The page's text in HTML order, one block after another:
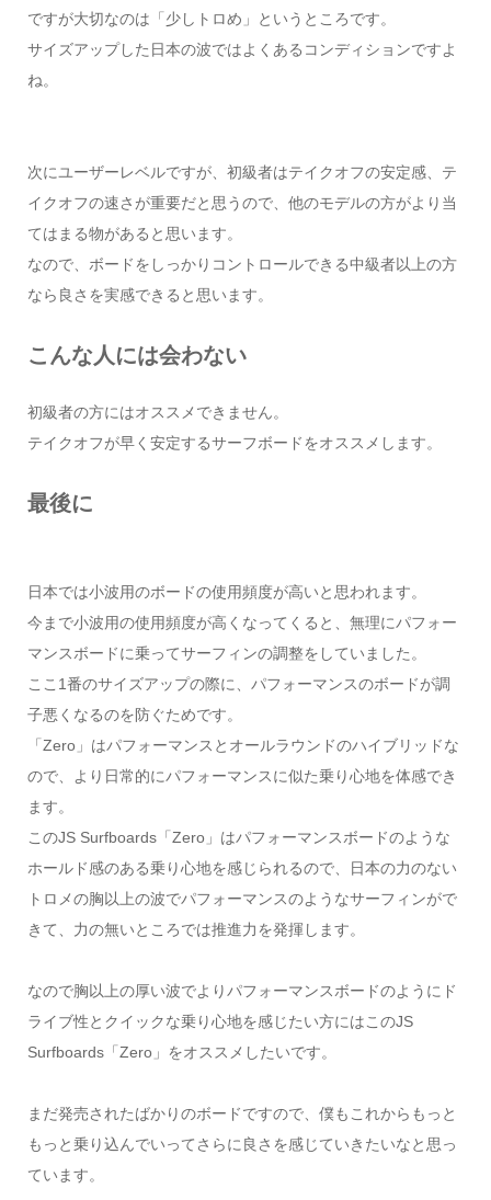
ですが大切なのは「少しトロめ」というところです。
サイズアップした日本の波ではよくあるコンディションですよ
ね。
次にユーザーレベルですが、初級者はテイクオフの安定感、テ
イクオフの速さが重要だと思うので、他のモデルの方がより当
てはまる物があると思います。
なので、ボードをしっかりコントロールできる中級者以上の方
なら良さを実感できると思います。
こんな人には会わない
初級者の方にはオススメできません。
テイクオフが早く安定するサーフボードをオススメします。
最後に
日本では小波用のボードの使用頻度が高いと思われます。
今まで小波用の使用頻度が高くなってくると、無理にパフォー
マンスボードに乗ってサーフィンの調整をしていました。
ここ1番のサイズアップの際に、パフォーマンスのボードが調
子悪くなるのを防ぐためです。
「Zero」はパフォーマンスとオールラウンドのハイブリッドな
ので、より日常的にパフォーマンスに似た乗り心地を体感でき
ます。
このJS Surfboards「Zero」はパフォーマンスボードのような
ホールド感のある乗り心地を感じられるので、日本の力のない
トロメの胸以上の波でパフォーマンスのようなサーフィンがで
きて、力の無いところでは推進力を発揮します。
なので胸以上の厚い波でよりパフォーマンスボードのようにド
ライブ性とクイックな乗り心地を感じたい方にはこのJS
Surfboards「Zero」をオススメしたいです。
まだ発売されたばかりのボードですので、僕もこれからもっと
もっと乗り込んでいってさらに良さを感じていきたいなと思っ
ています。